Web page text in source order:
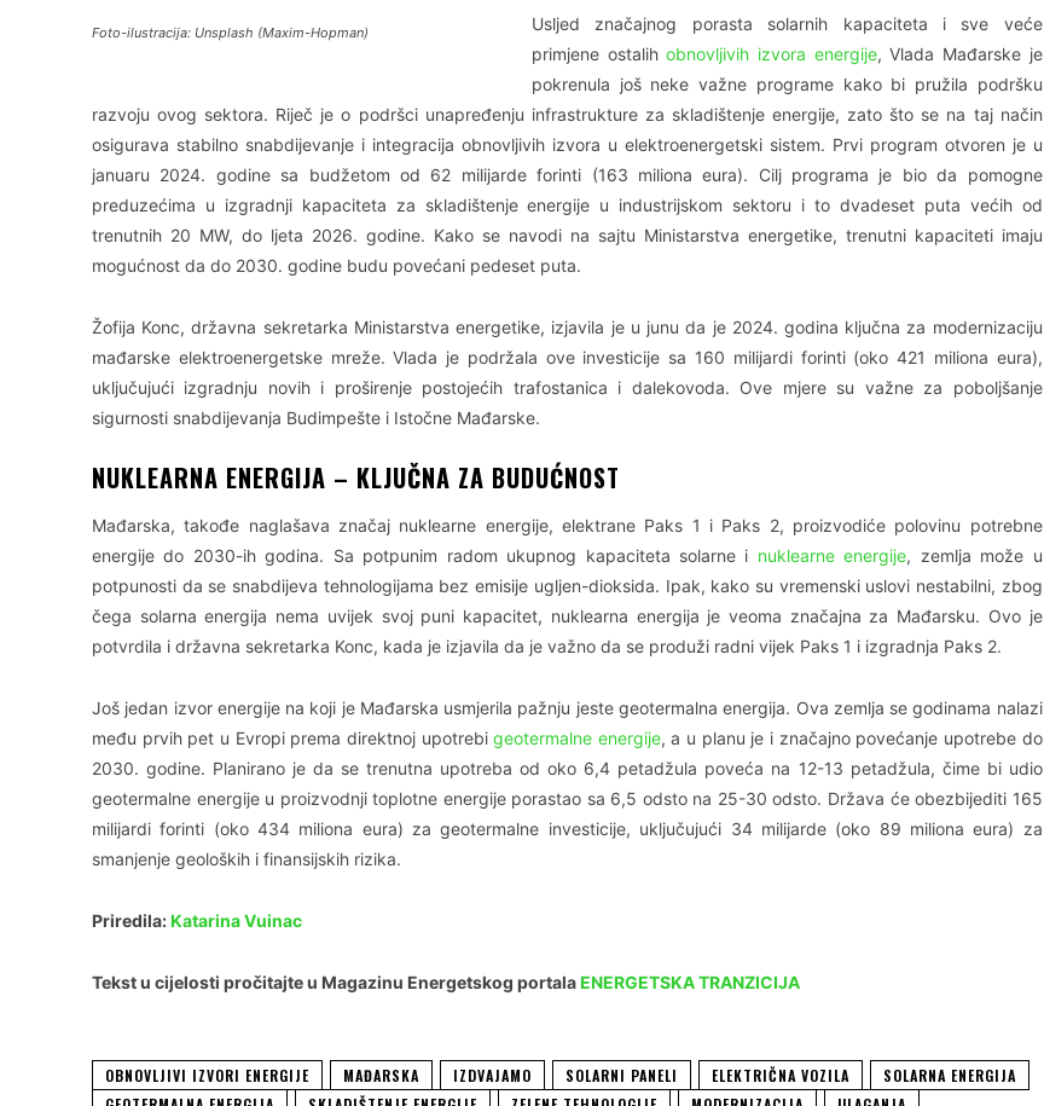
Foto-ilustracija: Unsplash (Maxim-Hopman)
Usljed značajnog porasta solarnih kapaciteta i sve veće
primjene ostalihobnovljivih izvora energije, Vlada Mađarske je
pokrenula još neke važne programe kako bi pružila podršku
razvoju ovog sektora. Riječ je o podršci unapređenju infrastrukture za skladištenje energije, zato što se na taj način
osigurava stabilno snabdijevanje i integracija obnovljivih izvora u elektroenergetski sistem. Prvi program otvoren je u
januaru 2024. godine sa budžetom od 62 milijarde forinti (163 miliona eura). Cilj programa je bio da pomogne
preduzećima u izgradnji kapaciteta za skladištenje energije u industrijskom sektoru i to dvadeset puta većih od
trenutnih 20 MW, do ljeta 2026. godine. Kako se navodi na sajtu Ministarstva energetike, trenutni kapaciteti imaju
mogućnost da do 2030. godine budu povećani pedeset puta.
Žofija Konc, državna sekretarka Ministarstva energetike, izjavila je u junu da je 2024. godina ključna za modernizaciju
mađarske elektroenergetske mreže. Vlada je podržala ove investicije sa 160 milijardi forinti (oko 421 miliona eura),
uključujući izgradnju novih i proširenje postojećih trafostanica i dalekovoda. Ove mjere su važne za poboljšanje
sigurnosti snabdijevanja Budimpešte i Istočne Mađarske.
NUKLEARNA ENERGIJA – KLJUČNA ZA BUDUĆNOST
Mađarska, takođe naglašava značaj nuklearne energije, elektrane Paks 1 i Paks 2, proizvodiće polovinu potrebne
energije do 2030-ih godina. Sa potpunim radom ukupnog kapaciteta solarne i nuklearne energije, zemlja može u
potpunosti da se snabdijeva tehnologijama bez emisije ugljen-dioksida. Ipak, kako su vremenski uslovi nestabilni, zbog
čega solarna energija nema uvijek svoj puni kapacitet, nuklearna energija je veoma značajna za Mađarsku. Ovo je
potvrdila i državna sekretarka Konc, kada je izjavila da je važno da se produži radni vijek Paks 1 i izgradnja Paks 2.
Još jedan izvor energije na koji je Mađarska usmjerila pažnju jeste geotermalna energija. Ova zemlja se godinama nalazi
među prvih pet u Evropi prema direktnoj upotrebigeotermalne energije, a u planu je i značajno povećanje upotrebe do
2030. godine. Planirano je da se trenutna upotreba od oko 6,4 petadžula poveća na 12-13 petadžula, čime bi udio
geotermalne energije u proizvodnji toplotne energije porastao sa 6,5 odsto na 25-30 odsto. Država će obezbijediti 165
milijardi forinti (oko 434 miliona eura) za geotermalne investicije, uključujući 34 milijarde (oko 89 miliona eura) za
smanjenje geoloških i finansijskih rizika.
Priredila:Katarina Vuinac
Tekst u cijelosti pročitajte u Magazinu Energetskog portalaENERGETSKA TRANZICIJA
OBNOVLJIVI IZVORI ENERGIJE MAĐARSKA IZDVAJAMO SOLARNI PANELI ELEKTRIČNA VOZILA
SOLARNA ENERGIJA